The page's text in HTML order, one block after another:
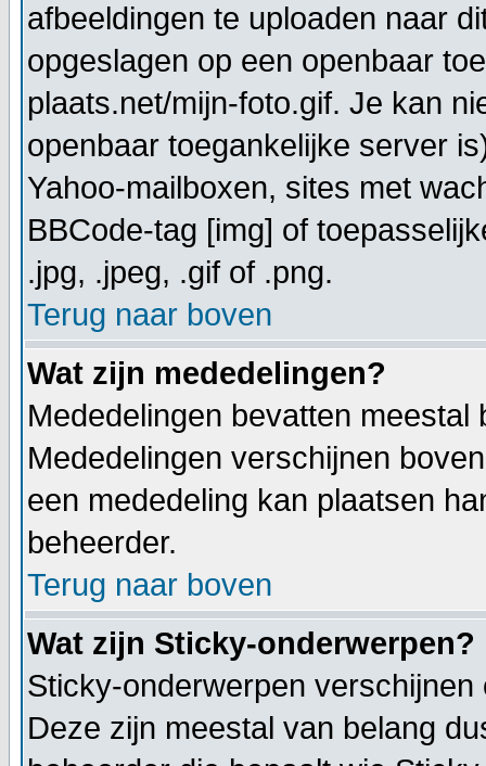
afbeeldingen te uploaden naar
opgeslagen op een openbaar
plaats.net/mijn-foto.gif. Je kan
openbaar toegankelijke server
Yahoo-mailboxen, sites met
BBCode-tag [img] of
.jpg, .jpeg, .gif of .png.
Terug naar boven
Wat zijn mededelingen?
Mededelingen bevatten
Mededelingen verschijnen
een mededeling kan plaatsen
beheerder.
Terug naar boven
Wat zijn Sticky-onderwerpen?
Sticky-onderwerpen
Deze zijn meestal van belang